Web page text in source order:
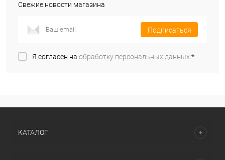
Свежие новости магазина
Подписаться
Я согласен на обработку персональных данных.*
КАТАЛОГ